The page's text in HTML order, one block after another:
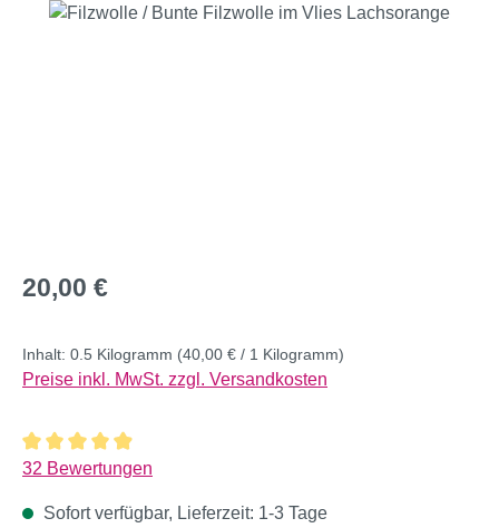
Bildergalerie überspringen
Regulärer Preis:
20,00 €
Inhalt: 0.5 Kilogramm (40,00 € / 1 Kilogramm)
Preise inkl. MwSt. zzgl. Versandkosten
Durchschnittliche Bewertung von 4.91 von 5 Sternen
32 Bewertungen
Sofort verfügbar, Lieferzeit: 1-3 Tage